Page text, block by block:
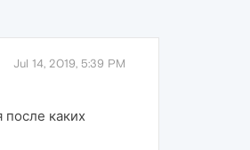
Jul 14, 2019, 5:39 PM
после каких